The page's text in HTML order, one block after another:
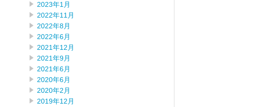
2023年1月
2022年11月
2022年8月
2022年6月
2021年12月
2021年9月
2021年6月
2020年6月
2020年2月
2019年12月